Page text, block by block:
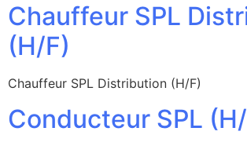
Chauffeur SPL
(H/F)
Chauffeur SPL Distribution (H/F)
Conducteur SPL